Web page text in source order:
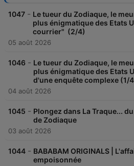
1047 - Le tueur du Zodiaque, le
plus énigmatique des Etats
courrier" (2/4)
05 août 2026
1046 - Le tueur du Zodiaque, le
plus énigmatique des Etats
d'une enquête complexe (1/
04 août 2026
1045 - Plongez dans La Traque...
de Zodiaque
03 août 2026
1044 - BABABAM ORIGINALS |
empoisonnée